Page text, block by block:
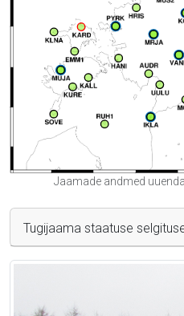
Jaamade andmed
Tugijaama staatuse